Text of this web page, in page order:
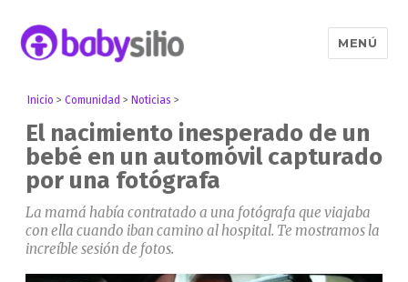
MENÚ
Inicio >Comunidad > Noticias >
El nacimiento inesperado de un
bebé en un automóvil capturado
por una fotógrafa
La mamá había contratado a una fotógrafa que viajaba
con ella cuando iban camino al hospital. Te mostramos la
increíble sesión de fotos.